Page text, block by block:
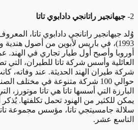
2- جيهانجير راتانجي دادابوي تاتا
1993)، في باريس لأبوين من أصول
أوروبا وأصبح أول طيار تجاري في الهند.
العائلية وأسس شركة تاتا للطيران، التي
شركة طيران الهند الحديثة. عند وفاته،
حوالي 100 شركة متنوعة في مختلف
البارزة التي أسسها تاتا هي تاتا موتورز،
يمكن للكثير من الهنود تحمل تكلفتها.
سلالة جامسيتجي تاتا، مؤسس مجموعة
التاسع عشر.